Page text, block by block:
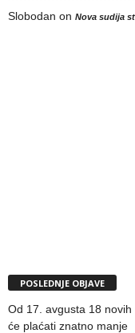
Slobodan on Nova sudija
POSLEDNJE OBJAVE
Od 17. avgusta 18
će plaćati znatno manje